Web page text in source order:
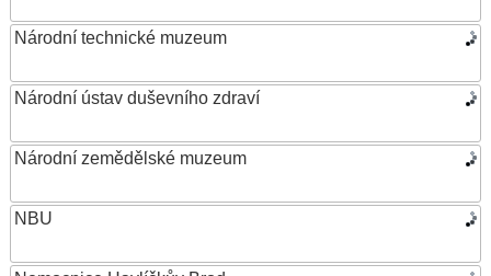
Národní technické muzeum
Národní ústav duševního zdraví
Národní zemědělské muzeum
NBU